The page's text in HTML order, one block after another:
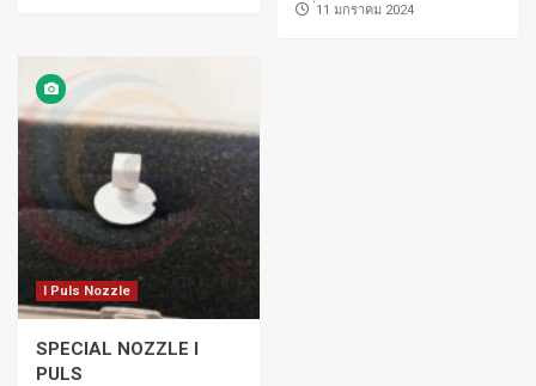
่11 มกราคม 2024
I Puls Nozzle
SPECIAL NOZZLE I
PULS